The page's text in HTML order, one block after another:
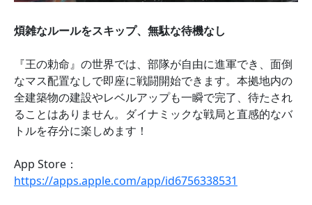
煩雑なルールをスキップ、無駄な待機なし
『王の勅命』の世界では、部隊が自由に進軍でき、面倒
なマス配置なしで即座に戦闘開始できます。本拠地内の
全建築物の建設やレベルアップも一瞬で完了、待たされ
ることはありません。ダイナミックな戦局と直感的なバ
トルを存分に楽しめます！
App Store：
https://apps.apple.com/app/id6756338531